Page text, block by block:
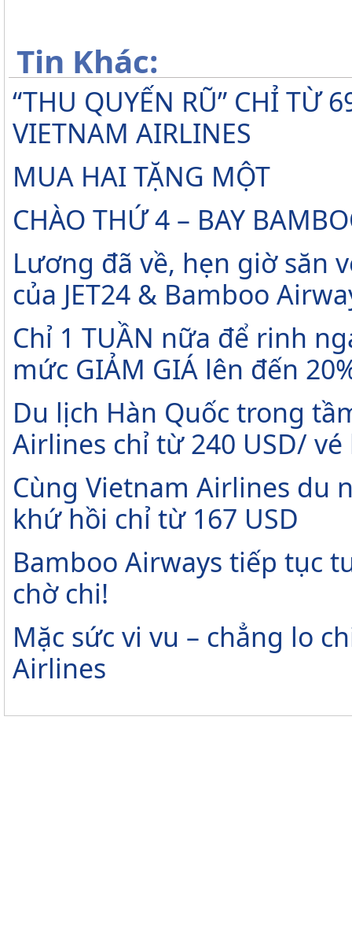
Tin Khác:
“THU QUYẾN RŨ” CHỈ TỪ
VIETNAM AIRLINES
MUA HAI TẶNG MỘT
CHÀO THỨ 4 – BAY
Lương đã về, hẹn giờ săn
của JET24 & Bamboo
Chỉ 1 TUẦN nữa để rinh
mức GIẢM GIÁ lên đến
Du lịch Hàn Quốc trong
Airlines chỉ từ 240 USD/
Cùng Vietnam Airlines du
khứ hồi chỉ từ 167 USD
Bamboo Airways tiếp tục
chờ chi!
Mặc sức vi vu – chẳng lo
Airlines